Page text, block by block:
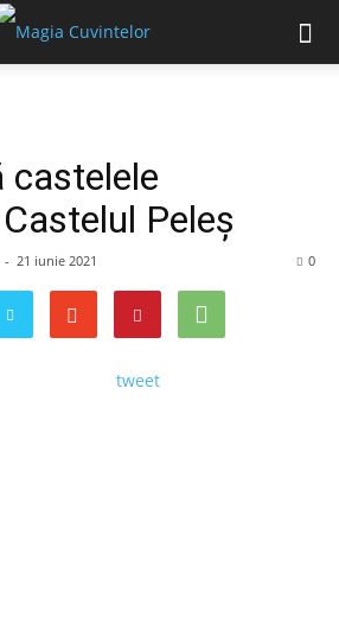
castelele
Peleș
- 21 iunie 2021 0
tweet